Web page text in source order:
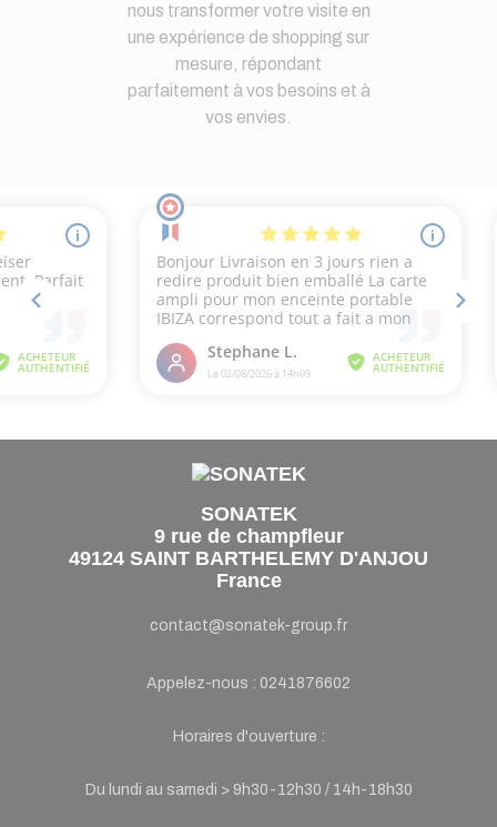
nous transformer votre visite en
une expérience de shopping sur
mesure, répondant
parfaitement à vos besoins et à
vos envies.
SONATEK
9 rue de champfleur
49124 SAINT BARTHELEMY D'ANJOU
France
contact@sonatek-group.fr
Appelez-nous : 0241876602
Horaires d'ouverture :
Du lundi au samedi > 9h30-12h30 / 14h-18h30